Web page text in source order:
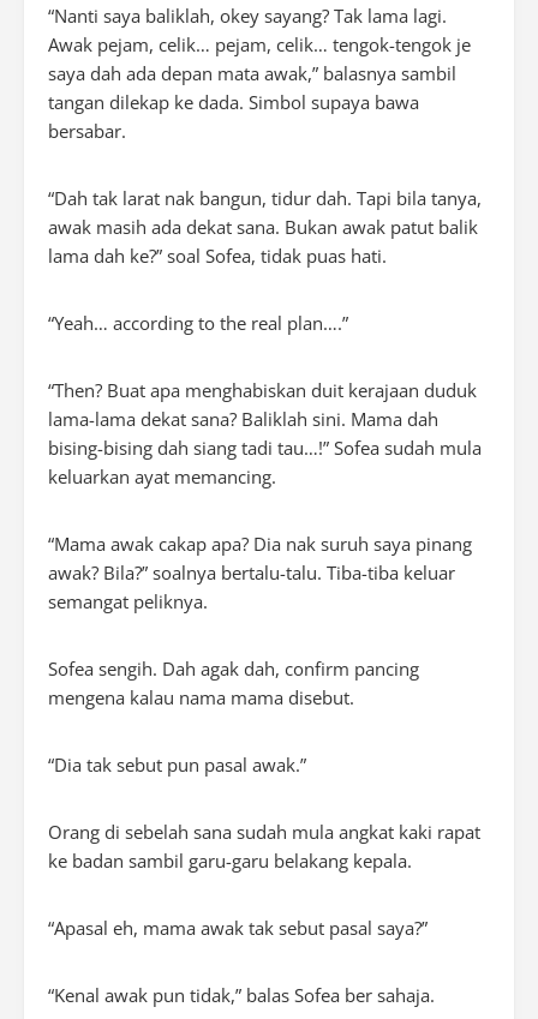
“Nanti saya baliklah, okey sayang? Tak lama lagi.
Awak pejam, celik… pejam, celik… tengok-tengok je
saya dah ada depan mata awak,” balasnya sambil
tangan dilekap ke dada. Simbol supaya bawa
bersabar.
“Dah tak larat nak bangun, tidur dah. Tapi bila tanya,
awak masih ada dekat sana. Bukan awak patut balik
lama dah ke?” soal Sofea, tidak puas hati.
“Yeah… according to the real plan….”
“Then? Buat apa menghabiskan duit kerajaan duduk
lama-lama dekat sana? Baliklah sini. Mama dah
bising-bising dah siang tadi tau…!” Sofea sudah mula
keluarkan ayat memancing.
“Mama awak cakap apa? Dia nak suruh saya pinang
awak? Bila?” soalnya bertalu-talu. Tiba-tiba keluar
semangat peliknya.
Sofea sengih. Dah agak dah, confirm pancing
mengena kalau nama mama disebut.
“Dia tak sebut pun pasal awak.”
Orang di sebelah sana sudah mula angkat kaki rapat
ke badan sambil garu-garu belakang kepala.
“Apasal eh, mama awak tak sebut pasal saya?”
“Kenal awak pun tidak,” balas Sofea ber sahaja.